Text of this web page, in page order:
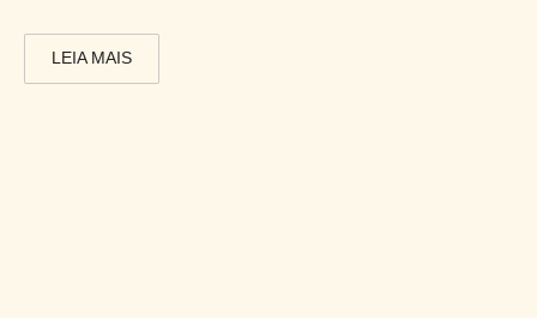
LEIA MAIS